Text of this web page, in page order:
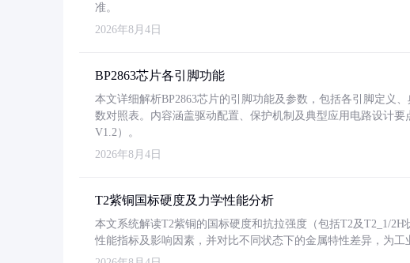
准。
2026年8月4日
BP2863芯片各引脚功能
本文详细解析BP2863芯片的引脚功能及参数，包括各引脚定义
数对照表。内容涵盖驱动配置、保护机制及典型应用电路设计
V1.2）。
2026年8月4日
T2紫铜国标硬度及力学性能分析
本文系统解读T2紫铜的国标硬度和抗拉强度（包括T2及T2_1/
性能指标及影响因素，并对比不同状态下的金属特性差异，为工